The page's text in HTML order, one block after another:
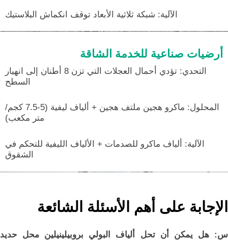
الآلية: شبكة ثلاثية الأبعاد توقف انكماش البلاستيك
أرضيات صناعية للخدمة الشاقة
التحدي: تؤدي أحمال العجلات التي تزن 8 أطنان إلى انهيار
السطح
المحلول: ماكرو هجين ملتف هجين + ألياف ليفية (5-7.5 كجم/
متر مكعب)
الآلية: ألياف ماكرو للصدمات + الألياف الليفية للتحكم في
الشقوق
الإجابة على أهم الأسئلة الشائعة
س: هل يمكن أن تحل ألياف البولي بروبيلينيلين محل حديد